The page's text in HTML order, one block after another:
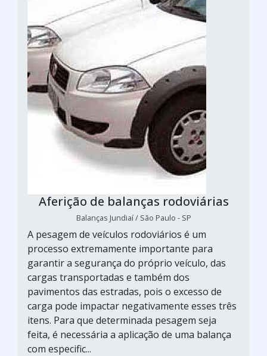
Aferição de balanças rodoviárias
Balanças Jundiaí / São Paulo - SP
A pesagem de veículos rodoviários é um
processo extremamente importante para
garantir a segurança do próprio veículo, das
cargas transportadas e também dos
pavimentos das estradas, pois o excesso de
carga pode impactar negativamente esses três
itens. Para que determinada pesagem seja
feita, é necessária a aplicação de uma balança
com especific...